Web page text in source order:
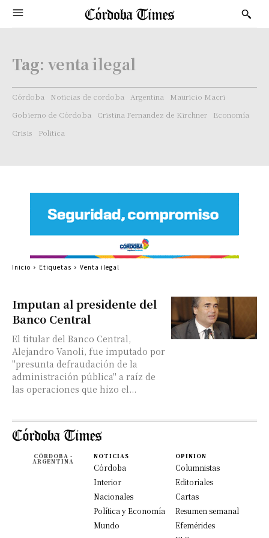
Tag: venta ilegal
Córdoba Noticias de cordoba Argentina
Mauricio Macri
Gobierno de Córdoba
Cristina Fernandez de Kirchner
Economía
Crisis
Politica
Imputan al presidente del
Banco Central
El titular del Banco Central,
Alejandro Vanoli, fue imputado por
"presunta defraudación de la
administración pública" a raíz de
las operaciones que hizo el...
Inicio Etiquetas Venta ilegal
CÓRDOBA -
ARGENTINA
NOTICIAS
Córdoba
Interior
Nacionales
Política y Economía
Mundo
OPINION
Columnistas
Editoriales
Cartas
Resumen semanal
Efemérides